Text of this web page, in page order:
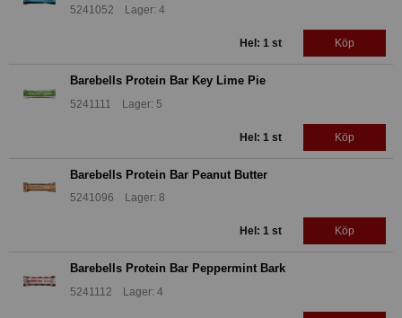
5241052 Lager: 4
Hel: 1 st Köp
Barebells Protein Bar Key Lime Pie
5241111 Lager: 5
Hel: 1 st Köp
Barebells Protein Bar Peanut Butter
5241096 Lager: 8
Hel: 1 st Köp
Barebells Protein Bar Peppermint Bark
5241112 Lager: 4